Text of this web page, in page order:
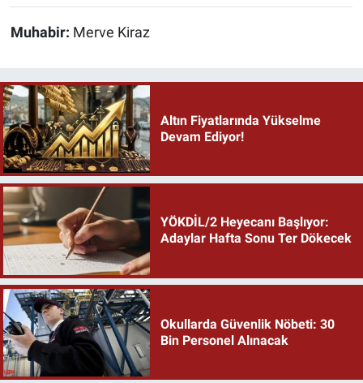
Muhabir: Merve Kiraz
Altın Fiyatlarında Yükselme
Devam Ediyor!
YÖKDİL/2 Heyecanı Başlıyor:
Adaylar Hafta Sonu Ter Dökecek
Okullarda Güvenlik Nöbeti: 30
Bin Personel Alınacak